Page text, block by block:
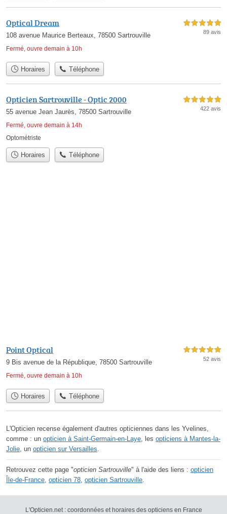
Optical Dream
108 avenue Maurice Berteaux, 78500 Sartrouville
Fermé, ouvre demain à 10h
5,0 étoiles sur 5
89 avis
Horaires Téléphone
Opticien Sartrouville - Optic 2000
55 avenue Jean Jaurès, 78500 Sartrouville
Fermé, ouvre demain à 14h
5,0 étoiles sur 5
422 avis
Optométriste
Horaires Téléphone
Point Optical
9 Bis avenue de la République, 78500 Sartrouville
Fermé, ouvre demain à 10h
5,0 étoiles sur 5
52 avis
Horaires Téléphone
L'Opticien recense également d'autres opticiennes dans les Yvelines,
comme : un opticien à Saint-Germain-en-Laye, les opticiens à Mantes-la-
Jolie, un opticien sur Versailles.
Retrouvez cette page "opticien Sartrouville" à l'aide des liens : opticien
Île-de-France, opticien 78, opticien Sartrouville.
L'Opticien.net : coordonnées et horaires des opticiens en France